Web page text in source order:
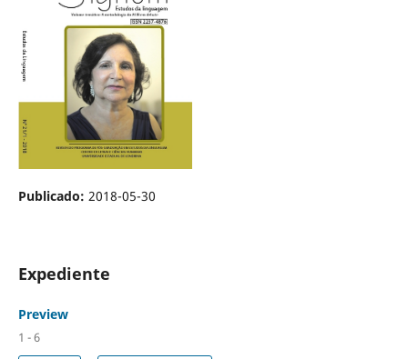
Publicado: 2018-05-30
Expediente
Preview
1 - 6